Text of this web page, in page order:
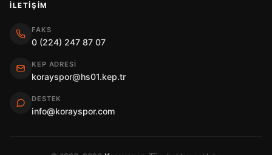
İLETIŞIM
FAKS
0 (224) 247 87 07
KEP ADRESI
korayspor@hs01.kep.tr
DESTEK
info@korayspor.com